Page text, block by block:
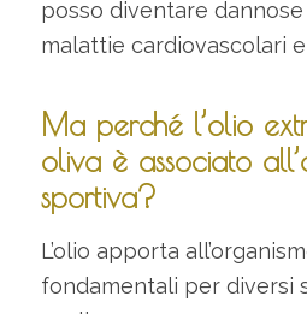
posso diventare dannose
malattie cardiovascolari
Ma perché l’olio
oliva è associato
sportiva?
L’olio apporta
fondamentali per diversi